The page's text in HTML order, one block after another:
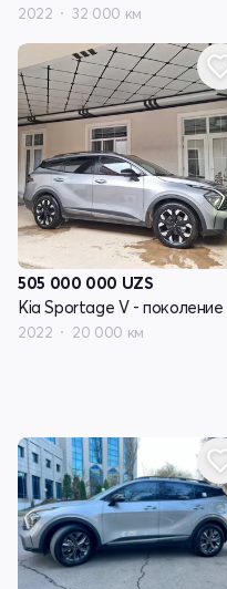
2022 32 000 км
505 000 000 UZS
Kia Sportage V - поколение
2022 20 000 км